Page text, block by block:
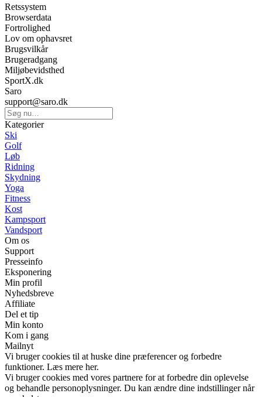
Retssystem
Browserdata
Fortrolighed
Lov om ophavsret
Brugsvilkår
Brugeradgang
Miljøbevidsthed
SportX.dk
Saro
support@saro.dk
Kategorier
Ski
Golf
Løb
Ridning
Skydning
Yoga
Fitness
Kost
Kampsport
Vandsport
Om os
Support
Presseinfo
Eksponering
Min profil
Nyhedsbreve
Affiliate
Del et tip
Min konto
Kom i gang
Mailnyt
Vi bruger cookies til at huske dine præferencer og forbedre
funktioner. Læs mere her.
Vi bruger cookies med vores partnere for at forbedre din oplevelse
og behandle personoplysninger. Du kan ændre dine indstillinger når